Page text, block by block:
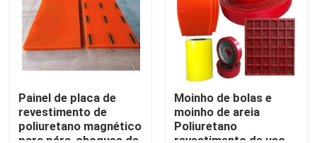
Fábrica
Controle de Qualidade
Fale Conosco
Painel de placa de
revestimento de
poliuretano magnético
Moinho de bolas e
moinho de areia
Poliuretano